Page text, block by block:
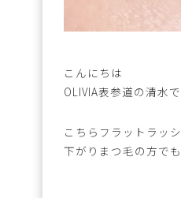
こんにちは
OLIVIA表参道の清水で
こちらフラットラッ
下がりまつ毛の方で